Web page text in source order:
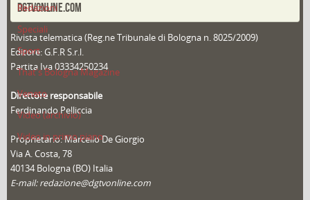
Redazioni
Speciali
Sport
That's Bologna Magazine
Veneto
Video (archivio)
Video in primo piano
DGTVONLINE.COM
Rivista telematica (Reg.ne Tribunale di Bologna n. 8025/2009)
Editore: G.F.R S.r.l.
Partita Iva 03334250234
Direttore responsabile
Ferdinando Pelliccia
Proprietario: Marcello De Giorgio
Via A. Costa, 78
40134 Bologna (BO) Italia
E-mail: redazione@dgtvonline.com